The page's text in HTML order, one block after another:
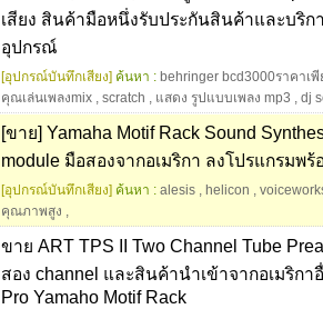
เสียง สินค้ามือหนึ่งรับประกันสินค้าและบริก
อุปกรณ์
[อุปกรณ์บันทึกเสียง] ค้นหา : behringer bcd3000ราคาเพี
คุณเล่นเพลงmix , scratch , แสดง รูปแบบเพลง mp3 , dj
[ขาย] Yamaha Motif Rack Sound
module มือสองจากอเมริกา ลงโปรแกรมพ
[อุปกรณ์บันทึกเสียง] ค้นหา : alesis , helicon ,
คุณภาพสูง ,
ขาย ART TPS II Two Channel Tube
สอง channel และสินค้านำเข้าจากอเมริกา
Pro Yamaho Motif Rack